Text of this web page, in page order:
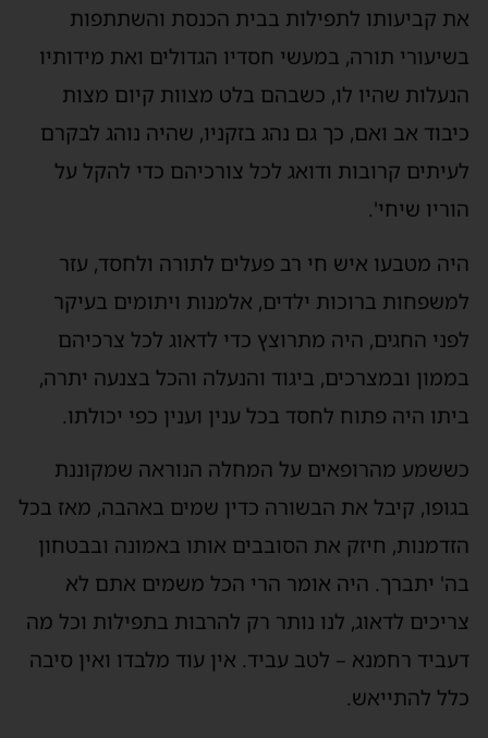
את קביעותו לתפילות בבית הכנסת והשתתפות
בשיעורי תורה, במעשי חסדיו הגדולים ואת מידותיו
הנעלות שהיו לו, כשבהם בלט מצוות קיום מצות
כיבוד אב ואם, כך גם נהג בזקניו, שהיה נוהג לבקרם
לעיתים קרובות ודואג לכל צורכיהם כדי להקל על
הוריו שיחי'.
היה מטבעו איש חי רב פעלים לתורה ולחסד, עזר
למשפחות ברוכות ילדים, אלמנות ויתומים בעיקר
לפני החגים, היה מתרוצץ כדי לדאוג לכל צרכיהם
בממון ובמצרכים, ביגוד והנעלה והכל בצנעה יתרה,
ביתו היה פתוח לחסד בכל ענין וענין כפי יכולתו.
כששמע מהרופאים על המחלה הנוראה שמקוננת
בגופו, קיבל את הבשורה כדין שמים באהבה, מאז בכל
הזדמנות, חיזק את הסובבים אותו באמונה ובבטחון
בה' יתברך. היה אומר הרי הכל משמים אתם לא
צריכים לדאוג, לנו נותר רק להרבות בתפילות וכל מה
דעביד רחמנא – לטב עביד. אין עוד מלבדו ואין סיבה
כלל להתייאש.